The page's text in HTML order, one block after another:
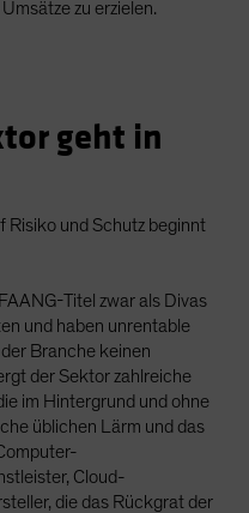
zu erzielen.
geht in
Risiko und Schutz beginnt
Titel zwar als Divas
und haben unrentable
Branche keinen
der Sektor zahlreiche
im Hintergrund und ohne
üblichen Lärm und das
Cloud-
die das Rückgrat der